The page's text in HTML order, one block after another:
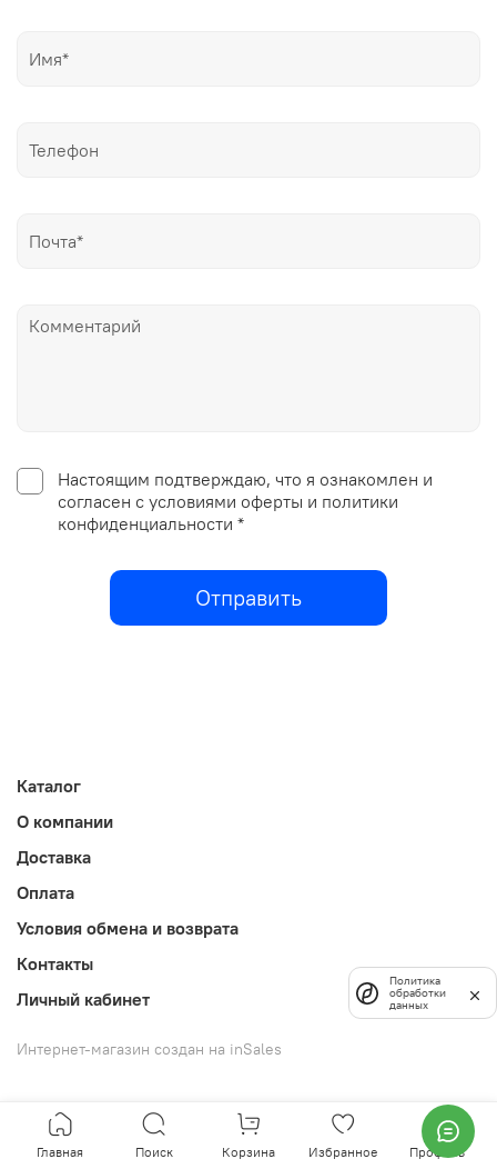
Настоящим подтверждаю, что я ознакомлен и
согласен с условиями оферты и политики
конфиденциальности *
Отправить
Каталог
О компании
Доставка
Оплата
Условия обмена и возврата
Контакты
Личный кабинет
Интернет-магазин создан на inSales
Главная Поиск Корзина Избранное Профиль
Политика
обработки
данных